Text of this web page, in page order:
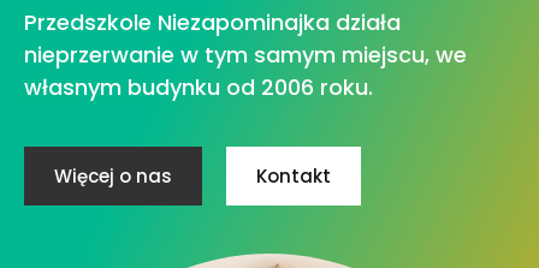
Przedszkole Niezapominajka działa
nieprzerwanie w tym samym miejscu, we
własnym budynku od 2006 roku.
Więcej o nas Kontakt